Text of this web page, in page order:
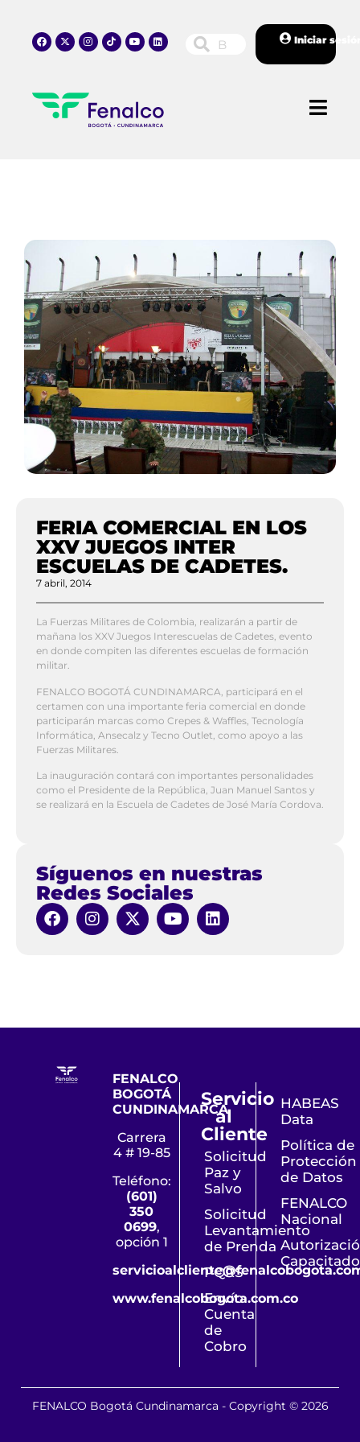
Iniciar
FERIA COMERCIAL EN LOS
XXV JUEGOS INTER
ESCUELAS DE CADETES.
7 abril, 2014
La Fuerzas Militares de Colombia, realizarán a partir de
mañana los XXV Juegos Interescuelas de Cadetes, evento
en donde compiten las diferentes escuelas de formación
militar.
FENALCO BOGOTÁ CUNDINAMARCA, participará en el
certamen con una importante feria comercial en donde
participarán marcas como Crepes & Waffles, Tecnología
Informática, Ansecalz y Tecno Outlet, como apoyo a las
Fuerzas Militares.
La inauguración contará con importantes personalidades
como el Presidente de la República, Juan Manuel Santos y
se realizará en la Escuela de Cadetes de José María Cordova.
Síguenos en nuestras
Redes Sociales
FENALCO
BOGOTÁ
CUNDINAMARCA
Carrera
4 # 19-85
Teléfono:
(601)
350
0699,
opción 1
www.fenalcobogota.com.co
Servicio
al
Cliente
Solicitud
Paz y
Salvo
Solicitud
Levantamiento
de Prenda
PQRS
Envío
Cuenta
de
Cobro
HABEAS
Data
Política de
Protección
de Datos
FENALCO
Nacional
FENALCO Bogotá Cundinamarca - Copyright © 2026